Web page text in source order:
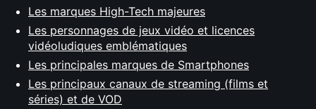
Les marques High-Tech majeures
Les personnages de jeux vidéo et licences
vidéoludiques emblématiques
Les principales marques de Smartphones
Les principaux canaux de streaming (films et
séries) et de VOD